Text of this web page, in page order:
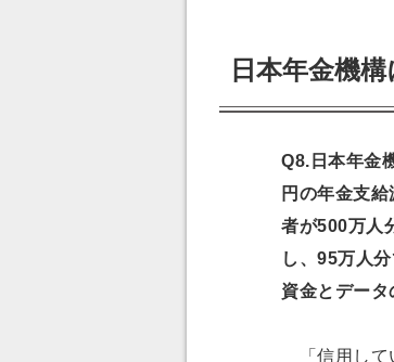
日本年金機
Q8.日本年金
円の年金支
者が500万人
し、95万人
資金とデータ
「信用して